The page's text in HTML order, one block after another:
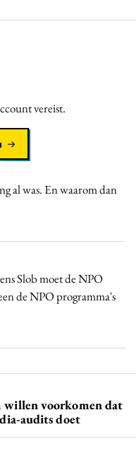
vereist.
al was. En waarom dan
Slob moet de NPO
de NPO programma's
willen voorkomen dat
audits doet